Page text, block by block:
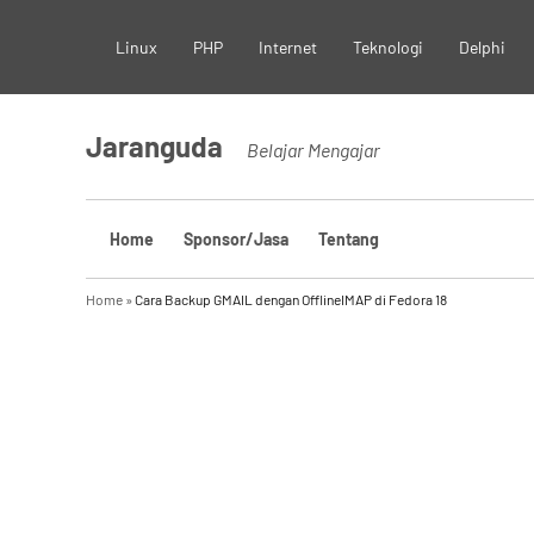
content
Linux PHP Internet Teknologi Delphi
Jaranguda Belajar Mengajar
Home Sponsor/Jasa Tentang
Home »Cara Backup GMAIL dengan OfflineIMAP di Fedora 18